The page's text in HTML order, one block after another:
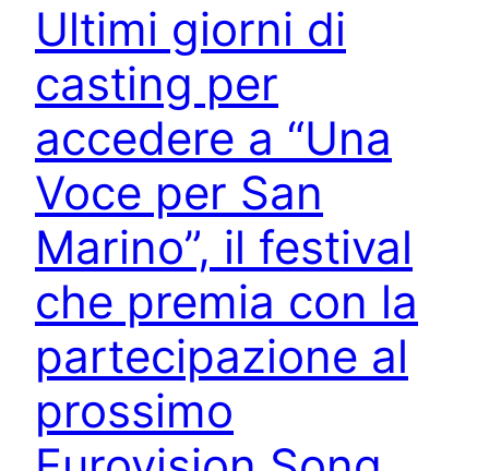
Ultimi giorni di
casting per
accedere a “Una
Voce per San
Marino”, il festival
che premia con la
partecipazione al
prossimo